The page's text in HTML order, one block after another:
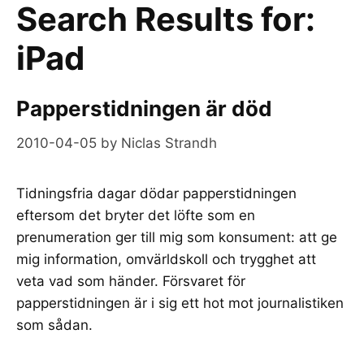
Search Results for:
iPad
Papperstidningen är död
2010-04-05 by Niclas Strandh
Tidningsfria dagar dödar papperstidningen
eftersom det bryter det löfte som en
prenumeration ger till mig som konsument: att ge
mig information, omvärldskoll och trygghet att
veta vad som händer. Försvaret för
papperstidningen är i sig ett hot mot journalistiken
som sådan.